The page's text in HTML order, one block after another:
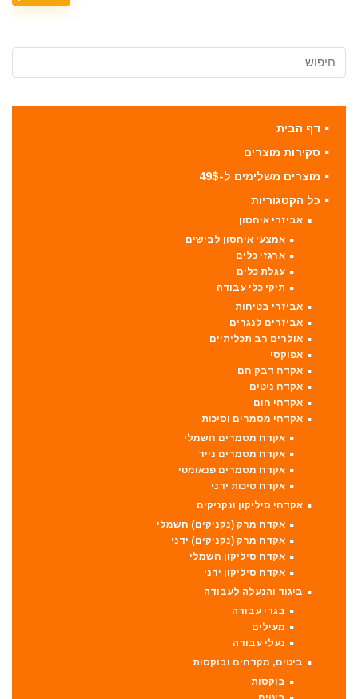
דף הבית
סקירות מוצרים
מוצרים משלימים ל-49$
כל הקטגוריות
אביזרי איחסון
אמצעי איחסון לבישים
ארגזי כלים
עגלת כלים
תיקי כלי עבודה
אביזרי בטיחות
אביזרים לנגרים
אולרים רב תכליתיים
אפוקסי
אקדח דבק חם
אקדח ניטים
אקדחי חום
אקדחי מסמרים וסיכות
אקדח מסמרים חשמלי
אקדח מסמרים נייד
אקדח מסמרים פנאומטי
אקדח סיכות ידני
אקדחי סיליקון ונקניקים
אקדח מרק (נקניקים) חשמלי
אקדח מרק (נקניקים) ידני
אקדח סיליקון חשמלי
אקדח סיליקון ידני
ביגוד והנעלה לעבודה
בגדי עבודה
מעילים
נעלי עבודה
ביטים, מקדחים ובוקסות
בוקסות